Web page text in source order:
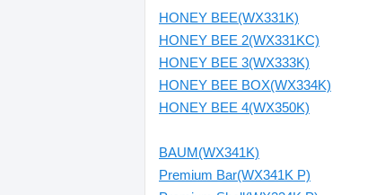
HONEY BEE(WX331K)
HONEY BEE 2(WX331KC)
HONEY BEE 3(WX333K)
HONEY BEE BOX(WX334K)
HONEY BEE 4(WX350K)
BAUM(WX341K)
Premium Bar(WX341K P)